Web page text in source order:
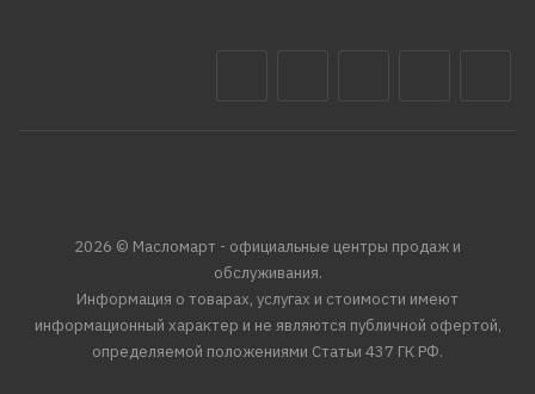
2026 © Масломарт - официальные центры продаж и
обслуживания.
Информация о товарах, услугах и стоимости имеют
информационный характер и не являются публичной офертой,
определяемой положениями Статьи 437 ГК РФ.